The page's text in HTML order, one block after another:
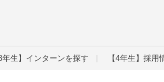
年生】インターンを探す 【4年生】採用